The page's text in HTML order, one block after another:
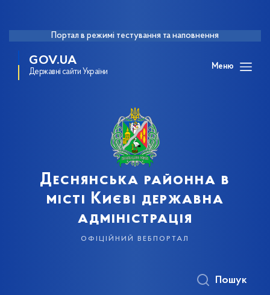
Портал в режимі тестування та наповнення
GOV.UA
Державні сайти України
Меню
Деснянська районна в
місті Києві державна
адміністрація
офіційний вебпортал
Пошук